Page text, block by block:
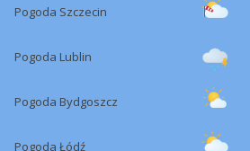
Pogoda Szczecin
Pogoda Lublin
Pogoda Bydgoszcz
Pogoda Łódź